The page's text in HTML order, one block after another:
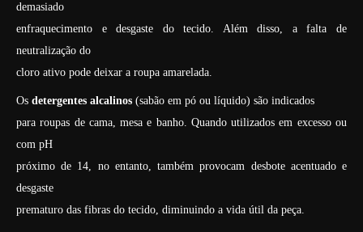
demasiado
enfraquecimento e desgaste do tecido. Além disso, a falta de
neutralização do
cloro ativo pode deixar a roupa amarelada.
Os detergentes alcalinos (sabão em pó ou líquido) são indicados
para roupas de cama, mesa e banho. Quando utilizados em excesso ou
com pH
próximo de 14, no entanto, também provocam desbote acentuado e
desgaste
prematuro das fibras do tecido, diminuindo a vida útil da peça.